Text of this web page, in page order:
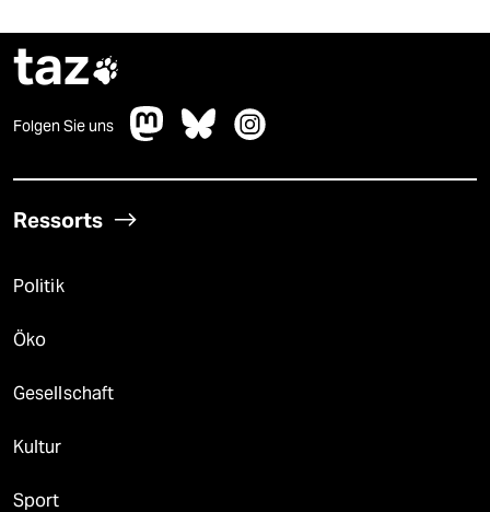
taz
Folgen Sie uns
Ressorts
Politik
Öko
Gesellschaft
Kultur
Sport